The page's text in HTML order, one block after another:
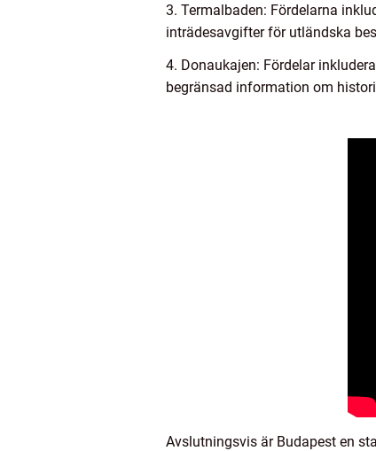
3. Termalbaden: Fördelarna
inträdesavgifter för utländska
4. Donaukajen: Fördelar
begränsad information om
Avslutningsvis är Budapest en